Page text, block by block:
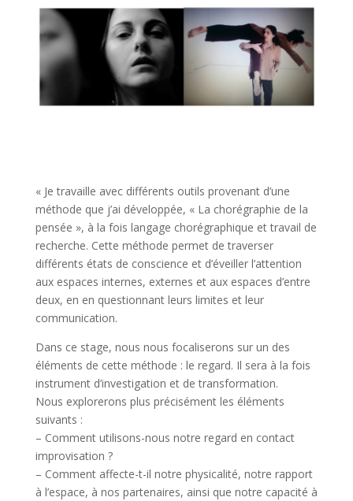
« Je travaille avec différents outils provenant d’une
méthode que j’ai développée, « La chorégraphie de la
pensée », à la fois langage chorégraphique et travail de
recherche. Cette méthode permet de traverser
différents états de conscience et d’éveiller l’attention
aux espaces internes, externes et aux espaces d’entre
deux, en en questionnant leurs limites et leur
communication.
Dans ce stage, nous nous focaliserons sur un des
éléments de cette méthode : le regard. Il sera à la fois
instrument d’investigation et de transformation.
Nous explorerons plus précisément les éléments
suivants :
– Comment utilisons-nous notre regard en contact
improvisation ?
– Comment affecte-t-il notre physicalité, notre rapport
à l’espace, à nos partenaires, ainsi que notre capacité à